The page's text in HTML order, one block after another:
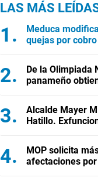
LAS MÁS
Meduca
quejas por
De la Olimpiada
panameño
Alcalde Mayer
Hatillo.
MOP solicita
afectaciones